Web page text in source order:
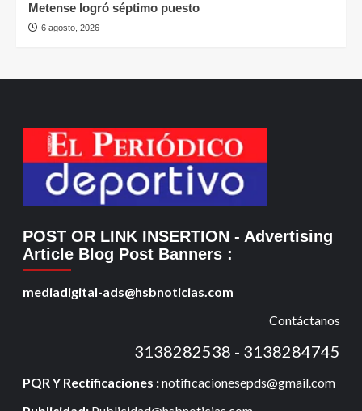
Metense logró séptimo puesto
6 agosto, 2026
POST OR LINK INSERTION - Advertising
Article Blog Post Banners :
mediadigital-ads@hsbnoticias.com
Contáctanos
3138282538 - 3138284745
PQR Y Rectificaciones :notificacionesepds@gmail.com